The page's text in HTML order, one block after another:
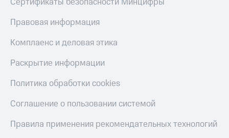
Правовая информация
Комплаенс и деловая этика
Раскрытие информации
Политика обработки cookies
Соглашение о пользовании системой
Правила применения рекомендательных технологий